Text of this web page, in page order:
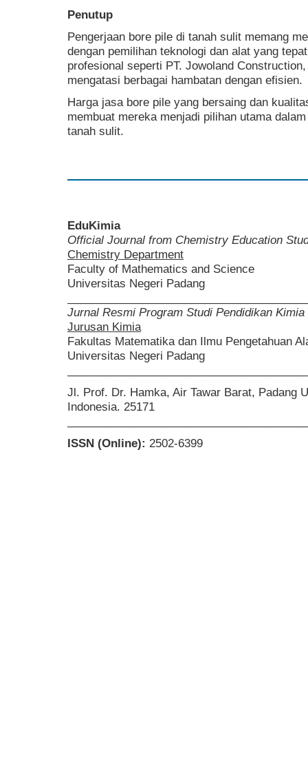
Penutup
Pengerjaan bore pile di tanah sulit memang
dengan pemilihan teknologi dan alat yang
profesional seperti PT. Jowoland
mengatasi berbagai hambatan dengan efisien.
Harga jasa bore pile yang bersaing dan
membuat mereka menjadi pilihan utama
tanah sulit.
EduKimia
Official Journal from Chemistry Education
Chemistry Department
Faculty of Mathematics and Science
Universitas Negeri Padang
Jurnal Resmi Program Studi Pendidikan Kimia
Jurusan Kimia
Fakultas Matematika dan Ilmu Pengetahuan
Universitas Negeri Padang
Jl. Prof. Dr. Hamka, Air Tawar Barat, Padang
Indonesia. 25171
ISSN (Online): 2502-6399